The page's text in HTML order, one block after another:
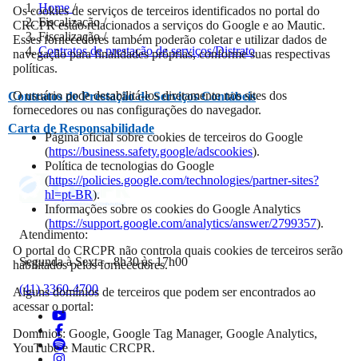
Home/
Fiscalização /
Fiscalização /
Contratos de prestação de serviços/Distrato
Contratos de Prestação de Serviços Contábeis
Carta de Responsabilidade
Atendimento:
Segunda à Sexta - 8h30 às 17h00
(41) 3360-4700
Os cookies de serviços de terceiros identificados no portal do
CRCPR estão relacionados a serviços do Google e ao Mautic.
Esses fornecedores também poderão coletar e utilizar dados de
navegação para finalidades próprias, conforme suas respectivas
políticas.
O usuário pode desabilitá-los diretamente nos sites dos
fornecedores ou nas configurações do navegador.
Página oficial sobre cookies de terceiros do Google
(https://business.safety.google/adscookies).
Política de tecnologias do Google
(https://policies.google.com/technologies/partner-sites?
hl=pt-BR).
Informações sobre os cookies do Google Analytics
(https://support.google.com/analytics/answer/2799357).
O portal do CRCPR não controla quais cookies de terceiros serão
habilitados pelos fornecedores.
Alguns domínios de terceiros que podem ser encontrados ao
acessar o portal:
Domínios: Google, Google Tag Manager, Google Analytics,
YouTube e Mautic CRCPR.